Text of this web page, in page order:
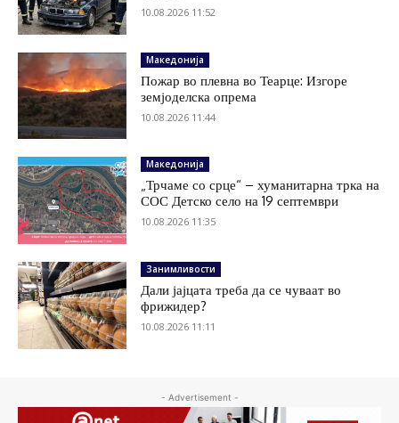
10.08.2026 11:52
Македонија
Пожар во плевна во Теарце: Изгоре
земјоделска опрема
10.08.2026 11:44
Македонија
„Трчаме со срце“ – хуманитарна трка на
СОС Детско село на 19 септември
10.08.2026 11:35
Занимливости
Дали јајцата треба да се чуваат во
фрижидер?
10.08.2026 11:11
- Advertisement -